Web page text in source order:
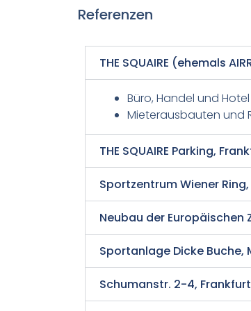
Referenzen
THE SQUAIRE (ehemals
Büro, Handel und
Mieterausbauten und
THE SQUAIRE Parking,
Sportzentrum Wiener
Neubau der
Sportanlage Dicke Buche,
Schumanstr. 2-4,